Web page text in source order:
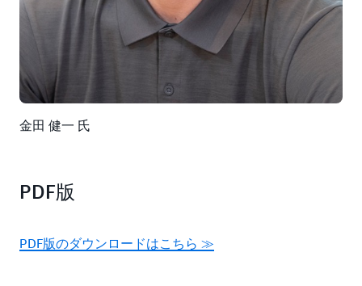
金田 健一 氏
PDF版
PDF版のダウンロードはこちら ≫